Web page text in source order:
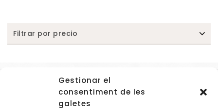
Gestionar el
consentiment de les
galetes
Filtrar por precio